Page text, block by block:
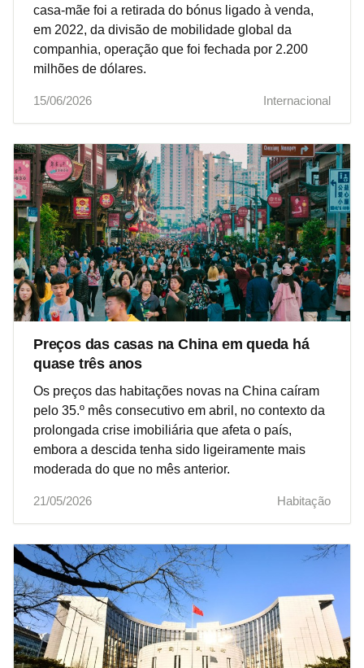
casa‑mãe foi a retirada do bónus ligado à venda,
em 2022, da divisão de mobilidade global da
companhia, operação que foi fechada por 2.200
milhões de dólares.
15/06/2026 Internacional
Preços das casas na China em queda há
quase três anos
Os preços das habitações novas na China caíram
pelo 35.º mês consecutivo em abril, no contexto da
prolongada crise imobiliária que afeta o país,
embora a descida tenha sido ligeiramente mais
moderada do que no mês anterior.
21/05/2026 Habitação